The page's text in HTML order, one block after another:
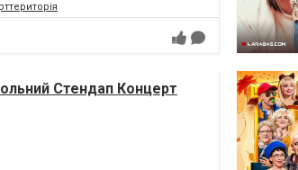
Стендап Концерт